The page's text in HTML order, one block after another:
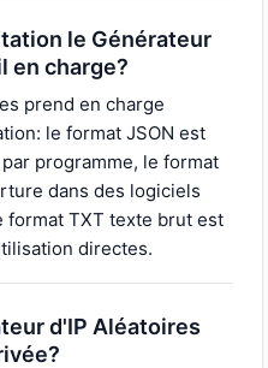
le Générateur
en charge?
prend en charge
le format JSON est
programme, le format
dans des logiciels
format TXT texte brut est
directes.
d'IP Aléatoires